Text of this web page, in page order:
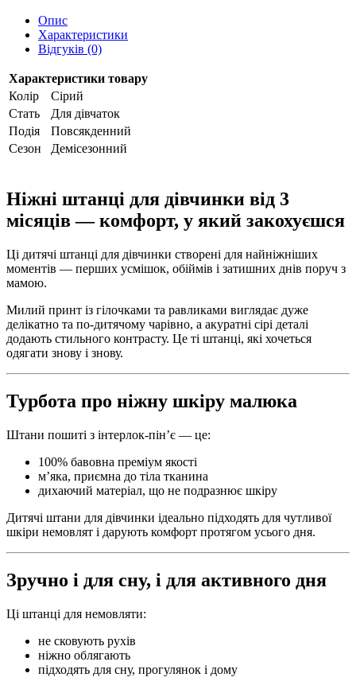
Опис
Характеристики
Відгуків (0)
Характеристики товару
Колір
Сірий
Стать
Для дівчаток
Подія
Повсякденний
Сезон
Демісезонний
Ніжні штанці для дівчинки від 3
місяців — комфорт, у який закохуєшся
Ці дитячі штанці для дівчинки створені для найніжніших
моментів — перших усмішок, обіймів і затишних днів поруч з
мамою.
Милий принт із гілочками та равликами виглядає дуже
делікатно та по-дитячому чарівно, а акуратні сірі деталі
додають стильного контрасту. Це ті штанці, які хочеться
одягати знову і знову.
Турбота про ніжну шкіру малюка
Штани пошиті з інтерлок-пін’є — це:
100% бавовна преміум якості
м’яка, приємна до тіла тканина
дихаючий матеріал, що не подразнює шкіру
Дитячі штани для дівчинки ідеально підходять для чутливої
шкіри немовлят і дарують комфорт протягом усього дня.
Зручно і для сну, і для активного дня
Ці штанці для немовляти:
не сковують рухів
ніжно облягають
підходять для сну, прогулянок і дому